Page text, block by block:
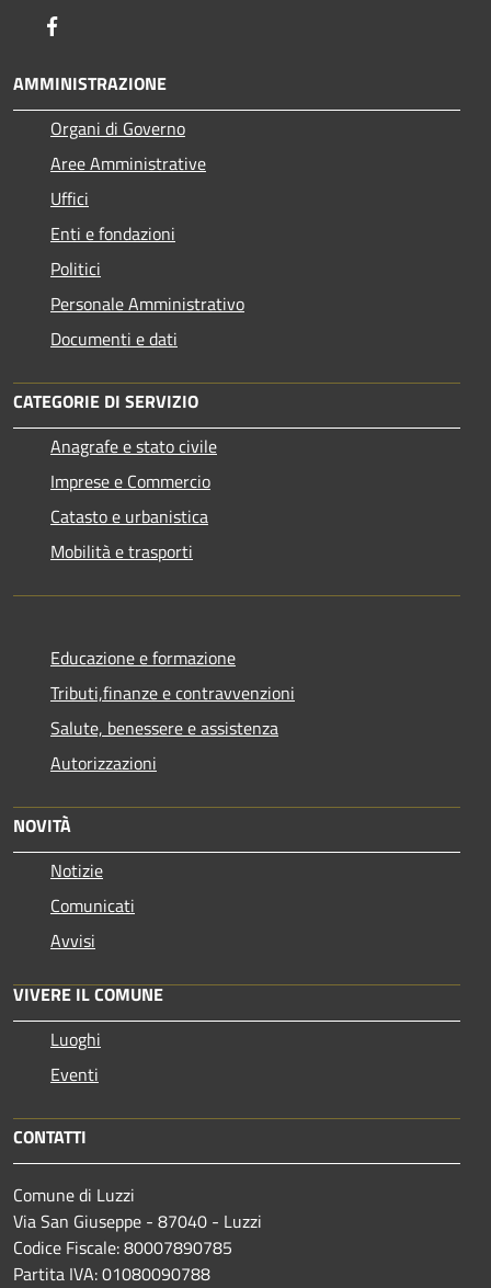
AMMINISTRAZIONE
Organi di Governo
Aree Amministrative
Uffici
Enti e fondazioni
Politici
Personale Amministrativo
Documenti e dati
CATEGORIE DI SERVIZIO
Anagrafe e stato civile
Imprese e Commercio
Catasto e urbanistica
Mobilità e trasporti
Educazione e formazione
Tributi,finanze e contravvenzioni
Salute, benessere e assistenza
Autorizzazioni
NOVITÀ
Notizie
Comunicati
Avvisi
VIVERE IL COMUNE
Luoghi
Eventi
CONTATTI
Comune di Luzzi
Via San Giuseppe - 87040 - Luzzi
Codice Fiscale: 80007890785
Partita IVA: 01080090788